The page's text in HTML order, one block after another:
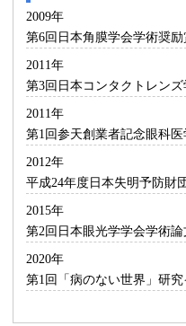
2009年
第6回日本角膜学会学術奨
2011年
第3回日本コンタクトレン
2011年
第1回参天創業者記念眼科
2012年
平成24年度日本失明予防財
2015年
第2回日本眼光学学会学術
2020年
第1回「病のない世界」研